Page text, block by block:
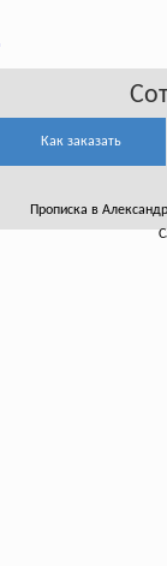
Как заказать
Прописка в